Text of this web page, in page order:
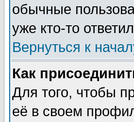
обычные
уже кто-то
Вернуться к
Как
Для того, чтобы
её в своем